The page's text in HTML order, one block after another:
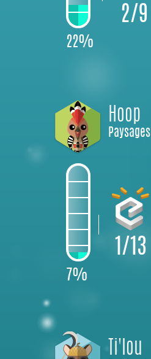
22%
2/9
Hoop
Paysages
7%
1/13
Ti'lou